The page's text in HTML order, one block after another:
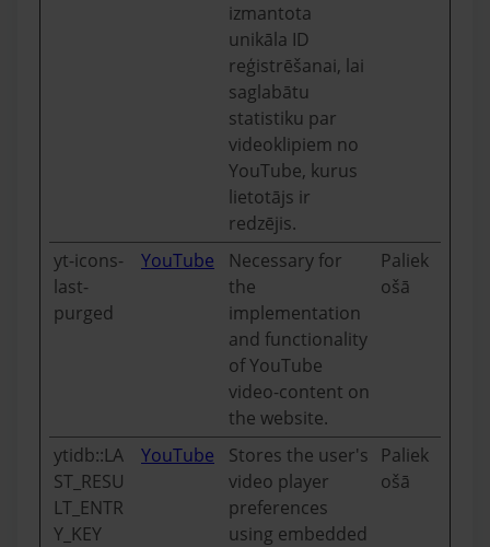
izmantota
unikāla ID
reģistrēšanai, lai
saglabātu
statistiku par
videoklipiem no
YouTube, kurus
lietotājs ir
redzējis.
yt-icons-
last-
purged
YouTube
Necessary for
the
implementation
and functionality
of YouTube
video-content on
the website.
Paliek
ošā
ytidb::LA
ST_RESU
LT_ENTR
Y_KEY
YouTube
Stores the user's
video player
preferences
using embedded
Paliek
ošā